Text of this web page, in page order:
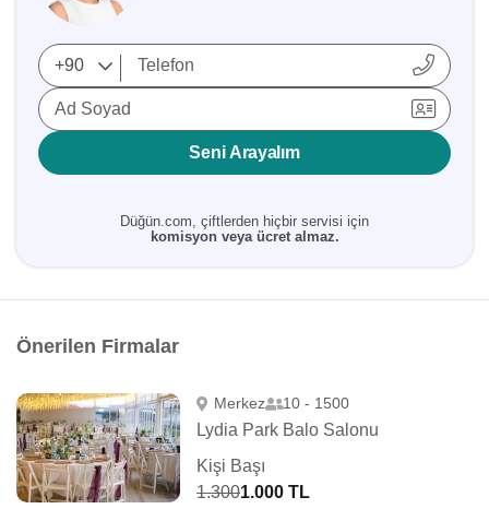
Ad Soyad
Seni Arayalım
Düğün.com, çiftlerden hiçbir servisi için
komisyon veya ücret almaz.
Önerilen Firmalar
Merkez 10 - 1500
Lydia Park Balo Salonu
Kişi Başı
1.3001.000 TL